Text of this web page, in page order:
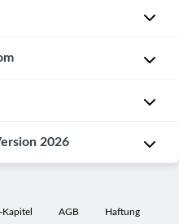
2026
AGB
Haftung